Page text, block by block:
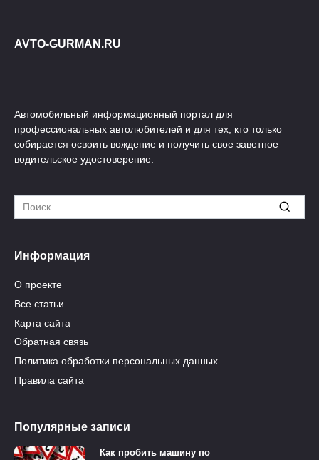
AVTO-GURMAN.RU
Автомобильный информационный портал для
профессиональных автолюбителей и для тех, кто только
собирается освоить вождение и получить свое заветное
водительское удостоверение.
Search
for:
Информация
О проекте
Все статьи
Карта сайта
Обратная связь
Политика обработки персональных данных
Правила сайта
Популярные записи
Как пробить машину по